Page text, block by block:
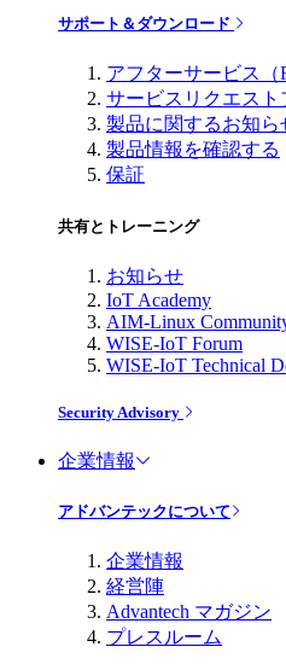
サポート＆ダウンロード
アフターサービス（
サービスリクエスト
製品に関するお知ら
製品情報を確認する
保証
共有とトレーニング
お知らせ
IoT Academy
AIM-Linux
WISE-IoT Forum
WISE-IoT Technical
Security Advisory
企業情報
アドバンテックについて
企業情報
経営陣
Advantech マガジン
プレスルーム